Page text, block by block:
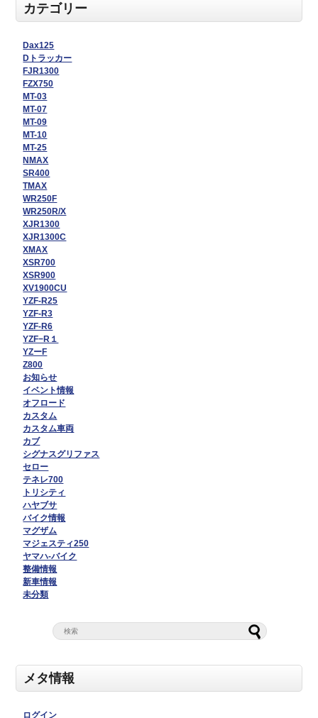
カテゴリー
Dax125
Dトラッカー
FJR1300
FZX750
MT-03
MT-07
MT-09
MT-10
MT-25
NMAX
SR400
TMAX
WR250F
WR250R/X
XJR1300
XJR1300C
XMAX
XSR700
XSR900
XV1900CU
YZF-R25
YZF-R3
YZF-R6
YZF−R１
YZーF
Z800
お知らせ
イベント情報
オフロード
カスタム
カスタム車両
カブ
シグナスグリファス
セロー
テネレ700
トリシティ
ハヤブサ
バイク情報
マグザム
マジェスティ250
ヤマハ-バイク
整備情報
新車情報
未分類
メタ情報
ログイン